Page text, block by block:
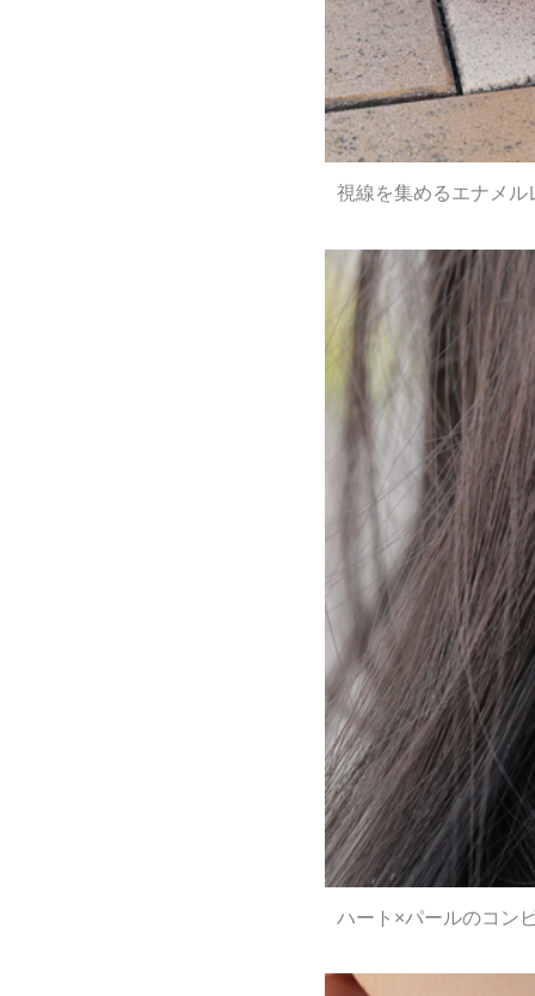
視線を集めるエナメ
ハート×パールのコン